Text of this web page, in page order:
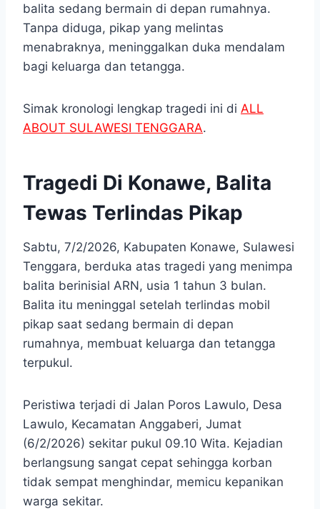
balita sedang bermain di depan rumahnya.
Tanpa diduga, pikap yang melintas
menabraknya, meninggalkan duka mendalam
bagi keluarga dan tetangga.
Simak kronologi lengkap tragedi ini di ALL
ABOUT SULAWESI TENGGARA.
Tragedi Di Konawe, Balita
Tewas Terlindas Pikap
Sabtu, 7/2/2026, Kabupaten Konawe, Sulawesi
Tenggara, berduka atas tragedi yang menimpa
balita berinisial ARN, usia 1 tahun 3 bulan.
Balita itu meninggal setelah terlindas mobil
pikap saat sedang bermain di depan
rumahnya, membuat keluarga dan tetangga
terpukul.
Peristiwa terjadi di Jalan Poros Lawulo, Desa
Lawulo, Kecamatan Anggaberi, Jumat
(6/2/2026) sekitar pukul 09.10 Wita. Kejadian
berlangsung sangat cepat sehingga korban
tidak sempat menghindar, memicu kepanikan
warga sekitar.